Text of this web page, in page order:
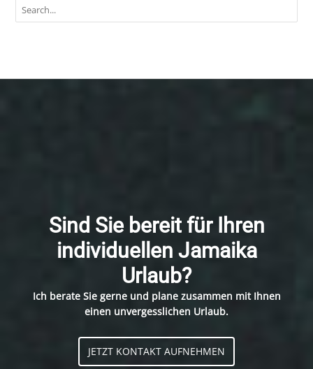
Sind Sie bereit für Ihren
individuellen Jamaika
Urlaub?
Ich berate Sie gerne und plane zusammen mit Ihnen
einen unvergesslichen Urlaub.
JETZT KONTAKT AUFNEHMEN